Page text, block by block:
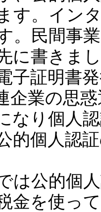
す。イン
。民間事
に書きま
子証明書
企業の思
なり個人
的個人認
は公的個
金を使っ